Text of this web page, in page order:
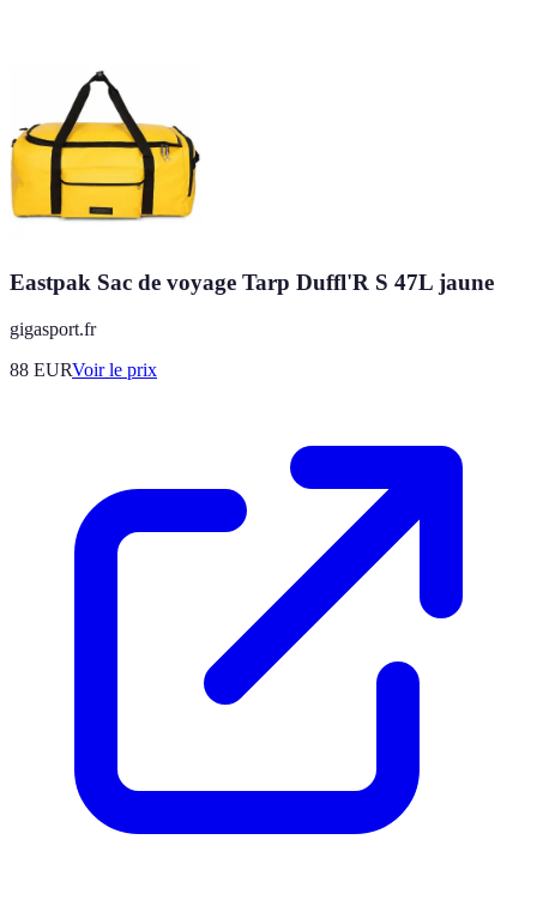
Eastpak Sac de voyage Tarp Duffl'R S 47L jaune
gigasport.fr
88 EURVoir le prix